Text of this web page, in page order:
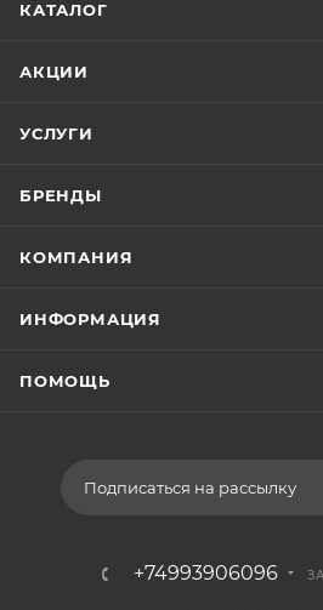
КАТАЛОГ
АКЦИИ
УСЛУГИ
БРЕНДЫ
КОМПАНИЯ
ИНФОРМАЦИЯ
ПОМОЩЬ
Подписаться на рассылку
+74993906096